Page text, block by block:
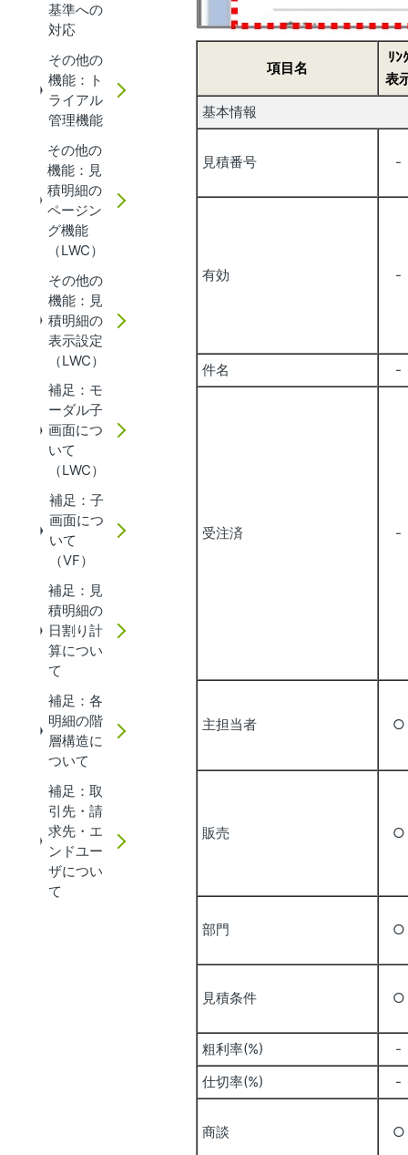
基準への
対応
その他の
機能：ト
ライアル
管理機能
その他の
機能：見
積明細の
ページン
グ機能
（LWC）
その他の
機能：見
積明細の
表示設定
（LWC）
補足：モ
ーダル子
画面につ
いて
（LWC）
補足：子
画面につ
いて
（VF）
補足：見
積明細の
日割り計
算につい
て
補足：各
明細の階
層構造に
ついて
補足：取
引先・請
求先・エ
ンドユー
ザについ
て
項目名
ﾘﾝ
表
基本情報
見積番号 -
有効 -
件名 -
受注済 -
主担当者 ○
販売 ○
部門 ○
見積条件 ○
粗利率(%)
-
仕切率(%)
-
商談 ○